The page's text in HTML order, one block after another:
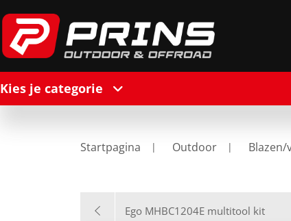
Kies je categorie
Startpagina Outdoor Blazen/
Ego MHBC1204E multitool kit